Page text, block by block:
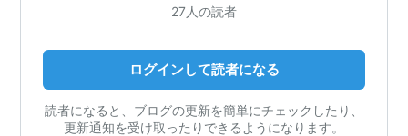
27人の読者
ログインして読者になる
読者になると、ブログの更新を簡単にチェックしたり、
更新通知を受け取ったりできるようになります。